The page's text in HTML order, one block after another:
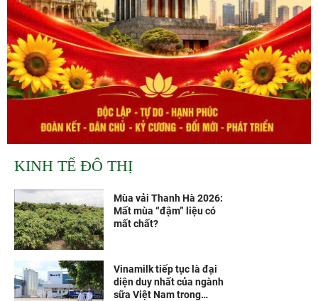
KINH TẾ ĐÔ THỊ
Mùa vải Thanh Hà 2026:
Mất mùa “đậm” liệu có
mất chất?
Vinamilk tiếp tục là đại
diện duy nhất của ngành
sữa Việt Nam trong